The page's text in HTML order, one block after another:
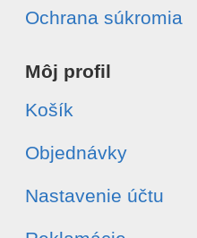
Ochrana súkromia
Môj profil
Košík
Objednávky
Nastavenie účtu